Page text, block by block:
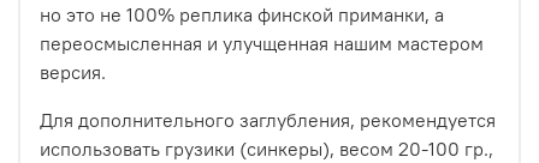
но это не 100% реплика финской приманки, а
переосмысленная и улучщенная нашим мастером
версия.
Для дополнительного заглубления, рекомендуется
использовать грузики (синкеры), весом 20-100 гр.,